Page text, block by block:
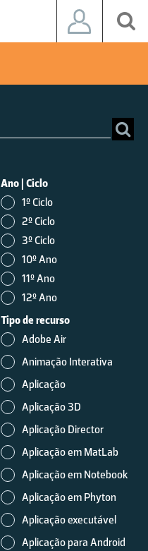
Ano | Ciclo
1º Ciclo
2º Ciclo
3º Ciclo
10º Ano
11º Ano
12º Ano
Tipo de recurso
Adobe Air
Animação Interativa
Aplicação
Aplicação 3D
Aplicação Director
Aplicação em MatLab
Aplicação em Notebook
Aplicação em Phyton
Aplicação executável
Aplicação para Android